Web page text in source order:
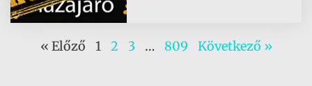
« Előző 1 2 3 … 809 Következő »